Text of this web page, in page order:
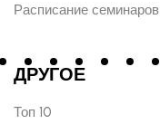
Расписание семинаров
ДРУГОЕ
Топ 10